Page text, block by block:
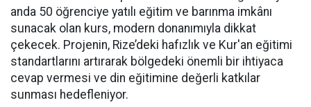
anda 50 öğrenciye yatılı eğitim ve barınma imkânı
sunacak olan kurs, modern donanımıyla dikkat
çekecek. Projenin, Rize’deki hafızlık ve Kur'an eğitimi
standartlarını artırarak bölgedeki önemli bir ihtiyaca
cevap vermesi ve din eğitimine değerli katkılar
sunması hedefleniyor.